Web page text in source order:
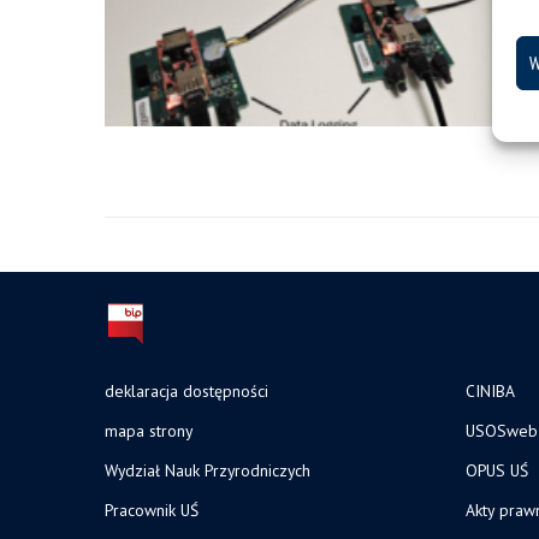
deklaracja dostępności
mapa strony
Wydział Nauk Przyrodniczych
Pracownik UŚ
CINIBA
USOSweb
OPUS UŚ
Akty